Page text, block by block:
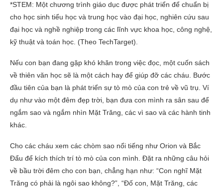
*STEM: Một chương trình giáo dục được phát triển để chuẩn bị
cho học sinh tiểu học và trung học vào đại học, nghiên cứu sau
đại học và nghề nghiệp trong các lĩnh vực khoa học, công nghệ,
kỹ thuật và toán học. (Theo TechTarget).
Nếu con bạn đang gặp khó khăn trong việc đọc, một cuốn sách
về thiên văn học sẽ là một cách hay để giúp đỡ các cháu. Bước
đầu tiên của bạn là phát triển sự tò mò của con trẻ về vũ trụ. Ví
dụ như vào một đêm đẹp trời, bạn đưa con mình ra sân sau để
ngắm sao và ngắm nhìn Mặt Trăng, các vì sao và các hành tinh
khác.
Cho các cháu xem các chòm sao nổi tiếng như Orion và Bắc
Đẩu để kích thích trí tò mò của con mình. Đặt ra những câu hỏi
về bầu trời đêm cho con bạn, chẳng hạn như: “Con nghĩ Mặt
Trăng có phải là ngôi sao không?”, “Đố con, Mặt Trăng, các